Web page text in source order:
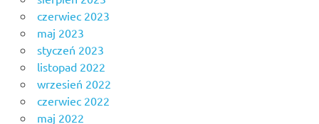
czerwiec 2023
maj 2023
styczeń 2023
listopad 2022
wrzesień 2022
czerwiec 2022
maj 2022